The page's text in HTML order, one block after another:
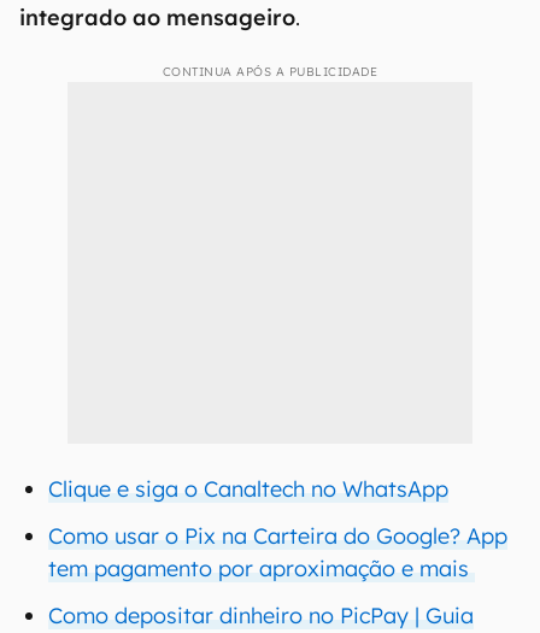
integrado ao mensageiro.
CONTINUA APÓS A PUBLICIDADE
Clique e siga o Canaltech no WhatsApp
Como usar o Pix na Carteira do Google? App
tem pagamento por aproximação e mais
Como depositar dinheiro no PicPay | Guia